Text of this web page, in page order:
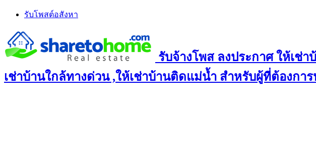
Skip
content
รับโพสต์อสังหา
รับจ้างโพส ลงประกาศ ให้เช่
เช่าบ้านใกล้ทางด่วน ,ให้เช่าบ้านติดแม่น้ำ สำหรับผู้ที่ต้องก